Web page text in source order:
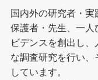
国内外の研究者・実
保護者・先生、一人
ビデンスを創出し
な調査研究を行い、
しています。